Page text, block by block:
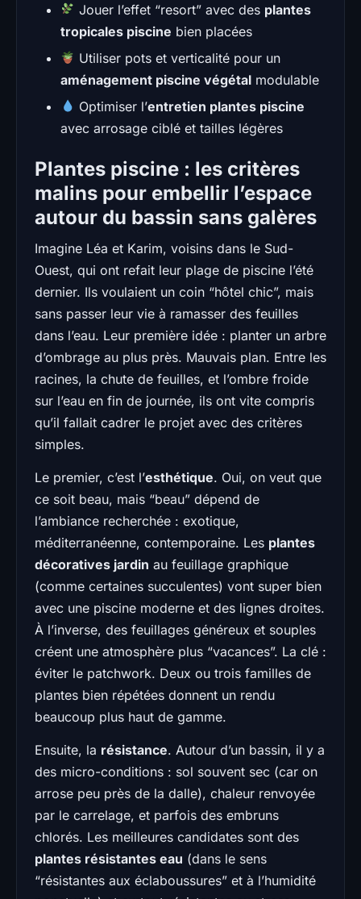
Jouer l’effet “resort” avec des plantes
tropicales piscine bien placées
Utiliser pots et verticalité pour un
aménagement piscine végétal modulable
Optimiser l’entretien plantes piscine
avec arrosage ciblé et tailles légères
Plantes piscine : les critères
malins pour embellir l’espace
autour du bassin sans galères
Imagine Léa et Karim, voisins dans le Sud-
Ouest, qui ont refait leur plage de piscine l’été
dernier. Ils voulaient un coin “hôtel chic”, mais
sans passer leur vie à ramasser des feuilles
dans l’eau. Leur première idée : planter un arbre
d’ombrage au plus près. Mauvais plan. Entre les
racines, la chute de feuilles, et l’ombre froide
sur l’eau en fin de journée, ils ont vite compris
qu’il fallait cadrer le projet avec des critères
simples.
Le premier, c’est l’esthétique. Oui, on veut que
ce soit beau, mais “beau” dépend de
l’ambiance recherchée : exotique,
méditerranéenne, contemporaine. Les plantes
décoratives jardin au feuillage graphique
(comme certaines succulentes) vont super bien
avec une piscine moderne et des lignes droites.
À l’inverse, des feuillages généreux et souples
créent une atmosphère plus “vacances”. La clé :
éviter le patchwork. Deux ou trois familles de
plantes bien répétées donnent un rendu
beaucoup plus haut de gamme.
Ensuite, la résistance. Autour d’un bassin, il y a
des micro-conditions : sol souvent sec (car on
arrose peu près de la dalle), chaleur renvoyée
par le carrelage, et parfois des embruns
chlorés. Les meilleures candidates sont des
plantes résistantes eau (dans le sens
“résistantes aux éclaboussures” et à l’humidité